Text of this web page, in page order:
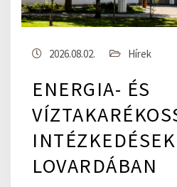
2026.08.02. Hírek
ENERGIA- ÉS
LOVARDÁBAN